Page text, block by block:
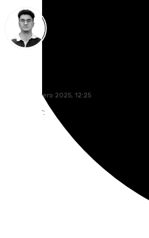
lunes, 27 enero 2025, 12:25
Compartir: